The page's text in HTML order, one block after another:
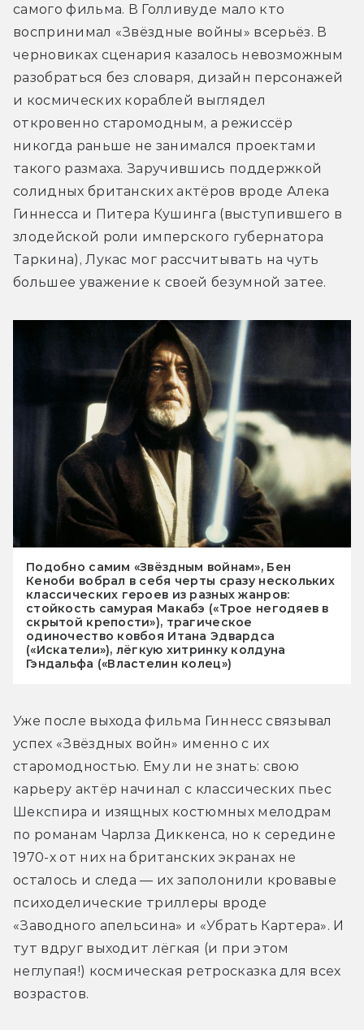
самого фильма. В Голливуде мало кто
воспринимал «Звёздные войны» всерьёз. В
черновиках сценария казалось невозможным
разобраться без словаря, дизайн персонажей
и космических кораблей выглядел
откровенно старомодным, а режиссёр
никогда раньше не занимался проектами
такого размаха. Заручившись поддержкой
солидных британских актёров вроде Алека
Гиннесса и Питера Кушинга (выступившего в
злодейской роли имперского губернатора
Таркина), Лукас мог рассчитывать на чуть
большее уважение к своей безумной затее.
Подобно самим «Звёздным войнам», Бен
Кеноби вобрал в себя черты сразу нескольких
классических героев из разных жанров:
стойкость самурая Макабэ («Трое негодяев в
скрытой крепости»), трагическое
одиночество ковбоя Итана Эдвардса
(«Искатели»), лёгкую хитринку колдуна
Гэндальфа («Властелин колец»)
Уже после выхода фильма Гиннесс связывал
успех «Звёздных войн» именно с их
старомодностью. Ему ли не знать: свою
карьеру актёр начинал с классических пьес
Шекспира и изящных костюмных мелодрам
по романам Чарлза Диккенса, но к середине
1970-х от них на британских экранах не
осталось и следа — их заполонили кровавые
психоделические триллеры вроде
«Заводного апельсина» и «Убрать Картера». И
тут вдруг выходит лёгкая (и при этом
неглупая!) космическая ретросказка для всех
возрастов.